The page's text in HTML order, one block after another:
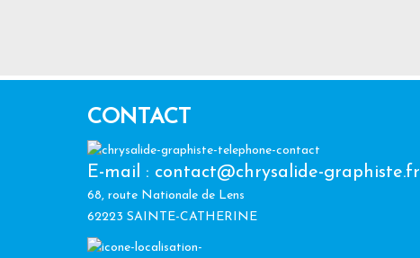
CONTACT
E-mail : contact@chrysalide-graphiste.fr
68, route Nationale de Lens
62223 SAINTE-CATHERINE